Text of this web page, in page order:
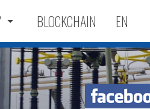
BLOCKCHAIN EN